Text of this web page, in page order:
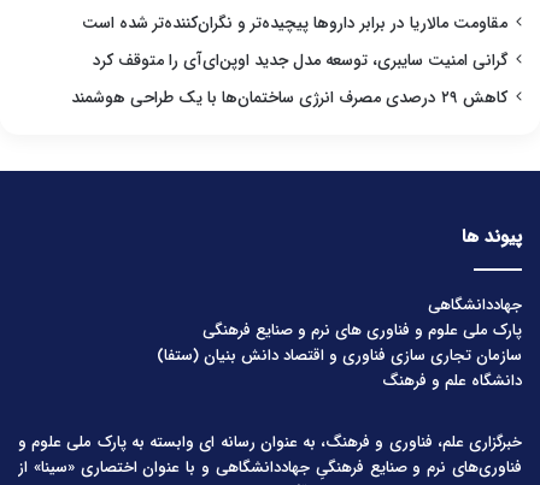
مقاومت مالاریا در برابر داروها پیچیده‌تر و نگران‌کننده‌تر شده است
گرانی امنیت سایبری، توسعه مدل جدید اوپن‌ای‌آی را متوقف کرد
کاهش ۲۹ درصدی مصرف انرژی ساختمان‌ها با یک طراحی هوشمند
پیوند ها
جهاددانشگاهی
پارک ملی علوم و فناوری های نرم و صنایع فرهنگی
سازمان تجاری سازی فناوری و اقتصاد دانش بنیان (ستفا)
دانشگاه علم و فرهنگ
خبرگزاری علم، فناوری و فرهنگ، به عنوان رسانه ای وابسته به پارک ملی علوم و
فناوری‌های نرم و صنایع فرهنگیِ جهاددانشگاهی و با عنوان اختصاری «سینا» از